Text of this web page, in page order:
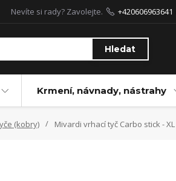
Hledat
Nevíte si rady? Zavolejte. +420606963641
Krmení, návnady, nástrahy
(kobry) Mivardi vrhací tyč Carbo stick - XL